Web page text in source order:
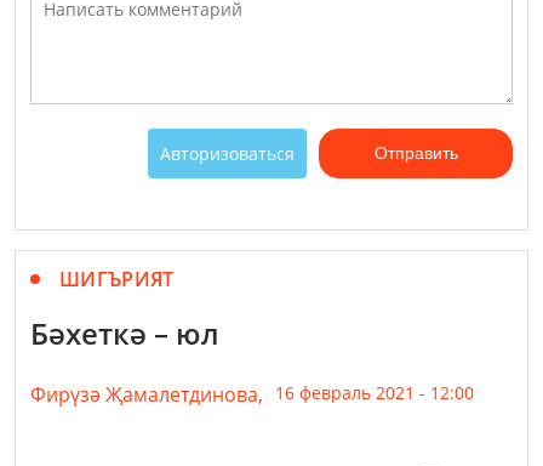
Авторизоваться Отправить
ШИГЪРИЯТ
Бәхеткә – юл
Фирүзә Җамалетдинова, 16 февраль 2021 - 12:00